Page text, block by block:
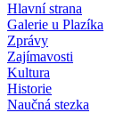
Hlavní strana
Galerie u Plazíka
Zprávy
Zajímavosti
Kultura
Historie
Naučná stezka